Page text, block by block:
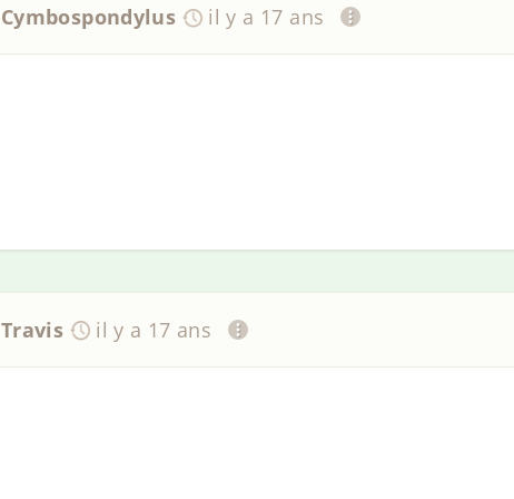
Cymbospondylus il y a 17 ans
Travis il y a 17 ans